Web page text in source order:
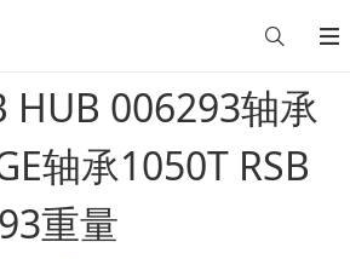
HUB 006293轴承
轴承1050T RSB
重量